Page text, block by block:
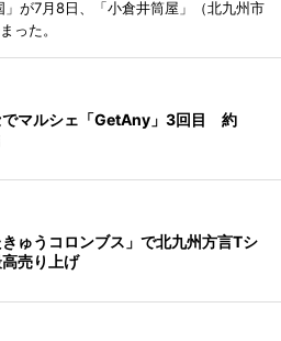
が7月8日、「小倉井筒屋」（北九州市
った。
でマルシェ「GetAny」3回目 約
ゅうコロンブス」で北九州方言Tシ
売り上げ